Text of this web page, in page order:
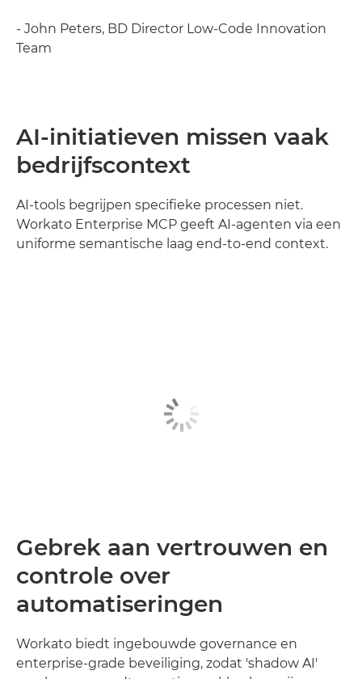
- John Peters, BD Director Low-Code Innovation
Team
AI-initiatieven missen vaak
bedrijfscontext
AI-tools begrijpen specifieke processen niet.
Workato Enterprise MCP geeft AI-agenten via een
uniforme semantische laag end-to-end context.
Gebrek aan vertrouwen en
controle over
automatiseringen
Workato biedt ingebouwde governance en
enterprise-grade beveiliging, zodat 'shadow AI'